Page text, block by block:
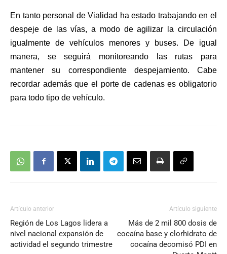
En tanto personal de Vialidad ha estado trabajando en el
despeje de las vías, a modo de agilizar la circulación
igualmente de vehículos menores y buses. De igual
manera, se seguirá monitoreando las rutas para
mantener su correspondiente despejamiento. Cabe
recordar además que el porte de cadenas es obligatorio
para todo tipo de vehículo.
Artículo anterior
Región de Los Lagos lidera a
nivel nacional expansión de
actividad el segundo trimestre
Artículo siguiente
Más de 2 mil 800 dosis de
cocaína base y clorhidrato de
cocaína decomisó PDI en